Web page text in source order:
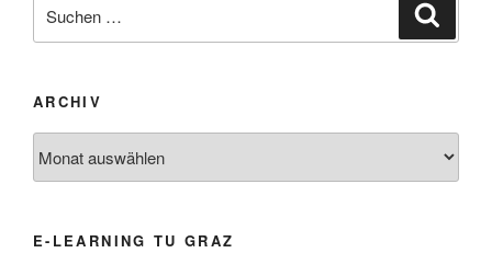
nach:
ARCHIV
E-LEARNING TU GRAZ